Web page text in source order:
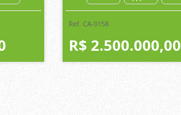
Ref. CA-0158
R$ 2.500.000,00